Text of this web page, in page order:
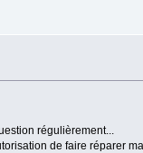
régulièrement...
de faire réparer